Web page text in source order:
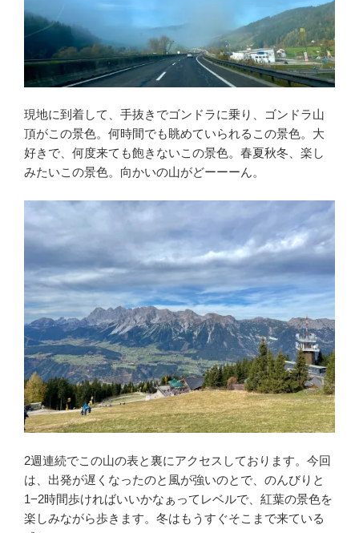
現地に到着して、手抜きでゴンドラに乗り、ゴンドラ山
頂がこの景色。何時間でも眺めていられるこの景色。大
好きで、何度来ても飽きないこの景色。春夏秋冬、楽し
みたいこの景色。向かいの山がどーーーん。
2週連続でこの山の表と裏にアクセスしております。今回
は、出発が遅くなったのと風が強いのとで、のんびりと
1−2時間歩ければいいかなぁってレベルで、紅葉の景色を
楽しみながら歩きます。冬はもうすぐそこまで来ている